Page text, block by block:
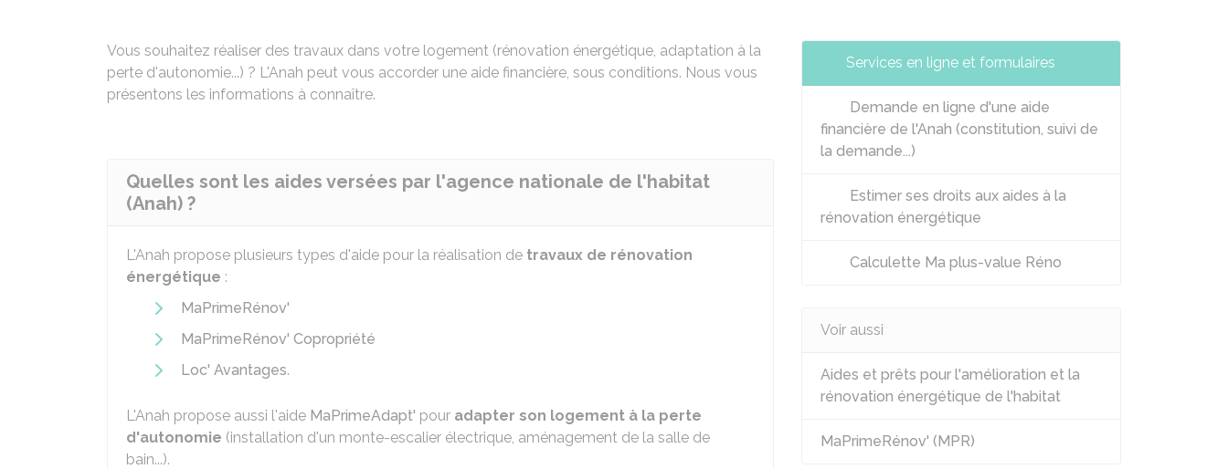
Vous souhaitez réaliser des travaux dans votre logement (rénovation énergétique, adaptation à la
perte d'autonomie...) ? L'Anah peut vous accorder une aide financière, sous conditions. Nous vous
présentons les informations à connaître.
Quelles sont les aides versées par l'agence nationale de l'habitat
(Anah) ?
L'Anah propose plusieurs types d'aide pour la réalisation de travaux de rénovation
énergétique :
MaPrimeRénov'
MaPrimeRénov' Copropriété
Loc' Avantages.
L'Anah propose aussi l'aide MaPrimeAdapt' pour adapter son logement à la perte
d'autonomie (installation d'un monte-escalier électrique, aménagement de la salle de
bain...).
Services en ligne et formulaires
Demande en ligne d'une aide
financière de l'Anah (constitution, suivi de
la demande...)
Estimer ses droits aux aides à la
rénovation énergétique
Calculette Ma plus-value Réno
Voir aussi
Aides et prêts pour l'amélioration et la
rénovation énergétique de l'habitat
MaPrimeRénov' (MPR)